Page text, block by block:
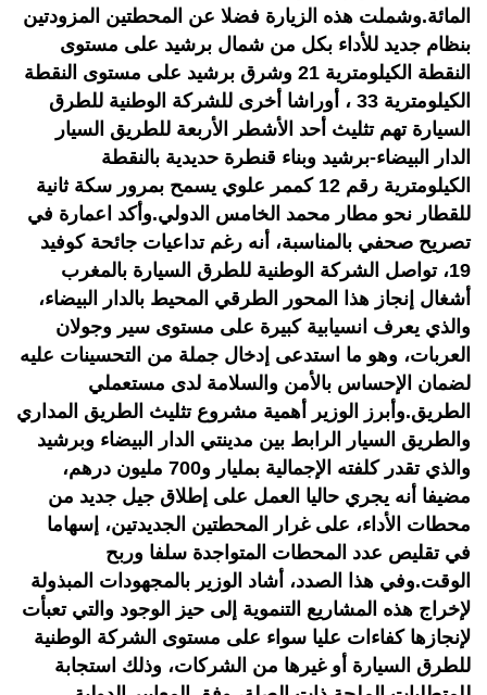
المائة.وشملت هذه الزيارة فضلا عن المحطتين المزودتين
بنظام جديد للأداء بكل من شمال برشيد على مستوى
النقطة الكيلومترية 21 وشرق برشيد على مستوى النقطة
الكيلومترية 33 ، أوراشا أخرى للشركة الوطنية للطرق
السيارة تهم تثليث أحد الأشطر الأربعة للطريق السيار
الدار البيضاء-برشيد وبناء قنطرة حديدية بالنقطة
الكيلومترية رقم 12 كممر علوي يسمح بمرور سكة ثانية
للقطار نحو مطار محمد الخامس الدولي.وأكد اعمارة في
تصريح صحفي بالمناسبة، أنه رغم تداعيات جائحة كوفيد
19، تواصل الشركة الوطنية للطرق السيارة بالمغرب
أشغال إنجاز هذا المحور الطرقي المحيط بالدار البيضاء،
والذي يعرف انسيابية كبيرة على مستوى سير وجولان
العربات، وهو ما استدعى إدخال جملة من التحسينات عليه
لضمان الإحساس بالأمن والسلامة لدى مستعملي
الطريق.وأبرز الوزير أهمية مشروع تثليث الطريق المداري
والطريق السيار الرابط بين مدينتي الدار البيضاء وبرشيد
والذي تقدر كلفته الإجمالية بمليار و700 مليون درهم،
مضيفا أنه يجري حاليا العمل على إطلاق جيل جديد من
محطات الأداء، على غرار المحطتين الجديدتين، إسهاما
في تقليص عدد المحطات المتواجدة سلفا وربح
الوقت.وفي هذا الصدد، أشاد الوزير بالمجهودات المبذولة
لإخراج هذه المشاريع التنموية إلى حيز الوجود والتي تعبأت
لإنجازها كفاءات عليا سواء على مستوى الشركة الوطنية
للطرق السيارة أو غيرها من الشركات، وذلك استجابة